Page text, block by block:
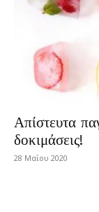
Απίστευτα
δοκιμάσεις!
28 Μαΐου 2020